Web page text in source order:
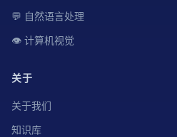
💬 自然语言处理
👁️ 计算机视觉
关于
关于我们
知识库